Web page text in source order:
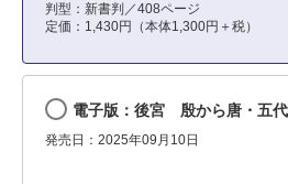
判型：新書判／408ページ
定価：1,430円（本体1,300円＋税）
電子版：後宮 殷から唐・五
発売日：2025年09月10日